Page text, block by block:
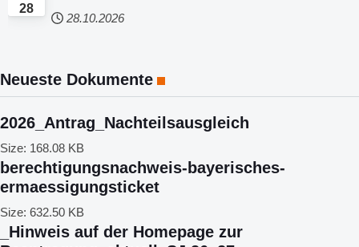
28
28.10.2026
Neueste Dokumente
2026_Antrag_Nachteilsausgleich
Size: 168.08 KB
berechtigungsnachweis-bayerisches-
ermaessigungsticket
Size: 632.50 KB
_Hinweis auf der Homepage zur